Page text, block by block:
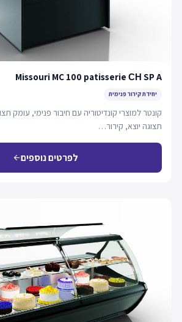
Missouri MC 100 patisserie СН SP A
יחידת קירור פנימית
תצוגה יוצא, קירור…
לפרטים נוספיםarrow_back